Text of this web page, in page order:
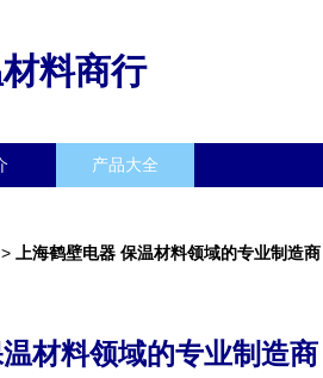
料商行
产品大全
>
上海鹤壁电器 保温材料领域的专业制造商
材料领域的专业制造商